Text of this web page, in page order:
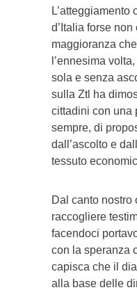
d’Italia forse
maggioranza
l’ennesima
sola e senza
sulla Ztl ha
cittadini con una
sempre, di
dall’ascolto e
tessuto
Dal canto nostro
raccogliere
facendoci
con la speranza
capisca che il
alla base delle